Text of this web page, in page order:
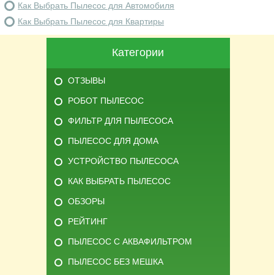
Как Выбрать Пылесос для Автомобиля
Как Выбрать Пылесос для Квартиры
Категории
ОТЗЫВЫ
РОБОТ ПЫЛЕСОС
ФИЛЬТР ДЛЯ ПЫЛЕСОСА
ПЫЛЕСОС ДЛЯ ДОМА
УСТРОЙСТВО ПЫЛЕСОСА
КАК ВЫБРАТЬ ПЫЛЕСОС
ОБЗОРЫ
РЕЙТИНГ
ПЫЛЕСОС С АКВАФИЛЬТРОМ
ПЫЛЕСОС БЕЗ МЕШКА